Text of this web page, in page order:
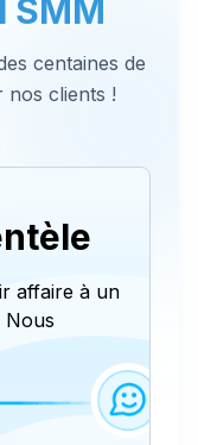
SMM
centaines de
nos clients !
affaire à un
Nous